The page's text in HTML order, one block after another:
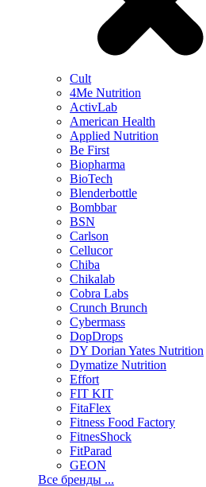
Cult
4Me Nutrition
ActivLab
American Health
Applied Nutrition
Be First
Biopharma
BioTech
Blenderbottle
Bombbar
BSN
Carlson
Cellucor
Chiba
Chikalab
Cobra Labs
Crunch Brunch
Cybermass
DopDrops
DY Dorian Yates Nutrition
Dymatize Nutrition
Effort
FIT KIT
FitaFlex
Fitness Food Factory
FitnesShock
FitParad
GEON
Все бренды ...